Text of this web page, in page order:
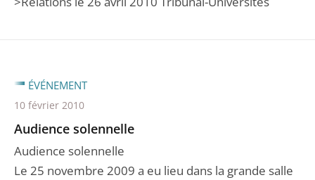
Audience solennelle
Audience solennelle
Le 25 novembre 2009 a eu lieu dans la grande salle
ÉVÉNEMENT
10 février 2010